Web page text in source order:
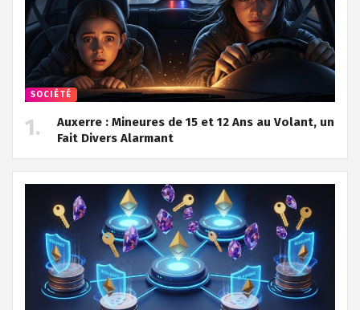
SOCIÉTÉ
Auxerre : Mineures de 15 et 12 Ans au Volant, un
Fait Divers Alarmant